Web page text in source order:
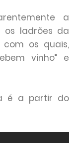
a
os ladrões da
com os quais,
vinho” e
é a partir do